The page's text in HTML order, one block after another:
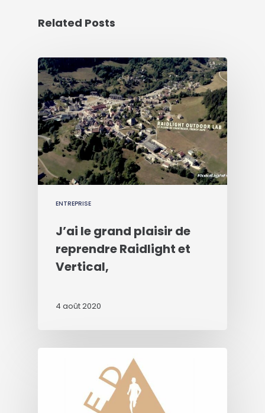
Related Posts
ENTREPRISE
J’ai le grand plaisir de
reprendre Raidlight et
Vertical,
4 août 2020